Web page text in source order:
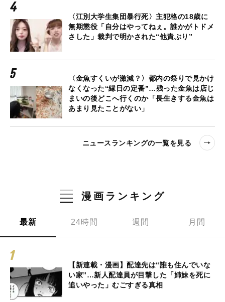
〈江別大学生集団暴行死〉主犯格の18歳に
無期懲役「自分はやってねぇ。誰かがトドメ
さした」裁判で明かされた“他責ぶり”
〈金魚すくいが激減？〉都内の祭りで見かけ
なくなった“縁日の定番”…残った金魚は店じ
まいの後どこへ行くのか「長生きする金魚は
あまり見たことがない」
ニュースランキングの一覧を見る
漫画ランキング
最新 24時間 週間 月間
【新連載・漫画】配達先は“誰も住んでいな
い家”…新人配達員が目撃した「姉妹を死に
追いやった」むごすぎる真相